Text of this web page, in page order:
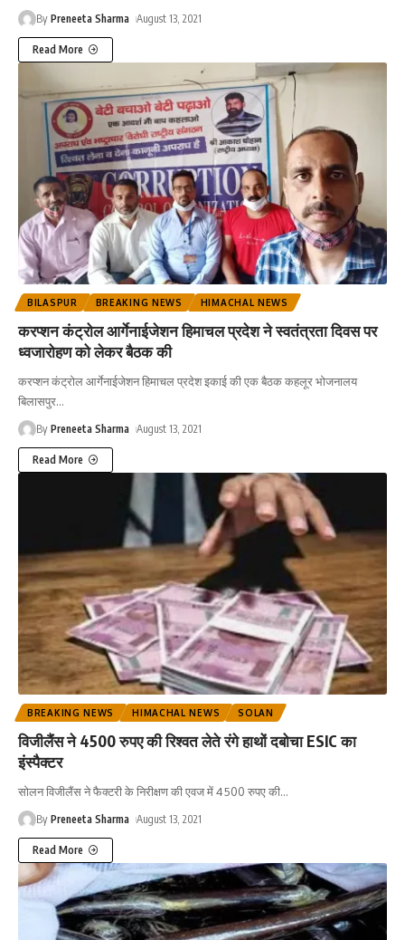
By Preneeta Sharma August 13, 2021
Read More
BILASPUR BREAKING NEWS HIMACHAL NEWS
करप्शन कंट्रोल आर्गेनाईजेशन हिमाचल प्रदेश ने स्वतंत्रता दिवस पर
ध्वजारोहण को लेकर बैठक की
करप्शन कंट्रोल आर्गेनाईजेशन हिमाचल प्रदेश इकाई की एक बैठक कहलूर भोजनालय
बिलासपुर…
By Preneeta Sharma August 13, 2021
Read More
BREAKING NEWS HIMACHAL NEWS SOLAN
विजीलैंस ने 4500 रुपए की रिश्वत लेते रंगे हाथों दबोचा ESIC का
इंस्पैक्टर
सोलन विजीलैंस ने फैक्टरी के निरीक्षण की एवज में 4500 रुपए की…
By Preneeta Sharma August 13, 2021
Read More